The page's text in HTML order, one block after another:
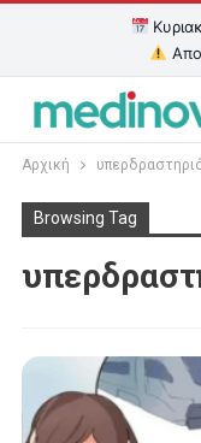
Αρχική
Browsing Tag